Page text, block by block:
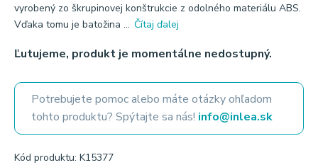
vyrobený zo škrupinovej konštrukcie z odolného materiálu ABS.
Vďaka tomu je batožina ... Čítaj ďalej
Ľutujeme, produkt je momentálne nedostupný.
Potrebujete pomoc alebo máte otázky ohľadom
tohto produktu? Spýtajte sa nás! info@inlea.sk
Kód produktu: K15377